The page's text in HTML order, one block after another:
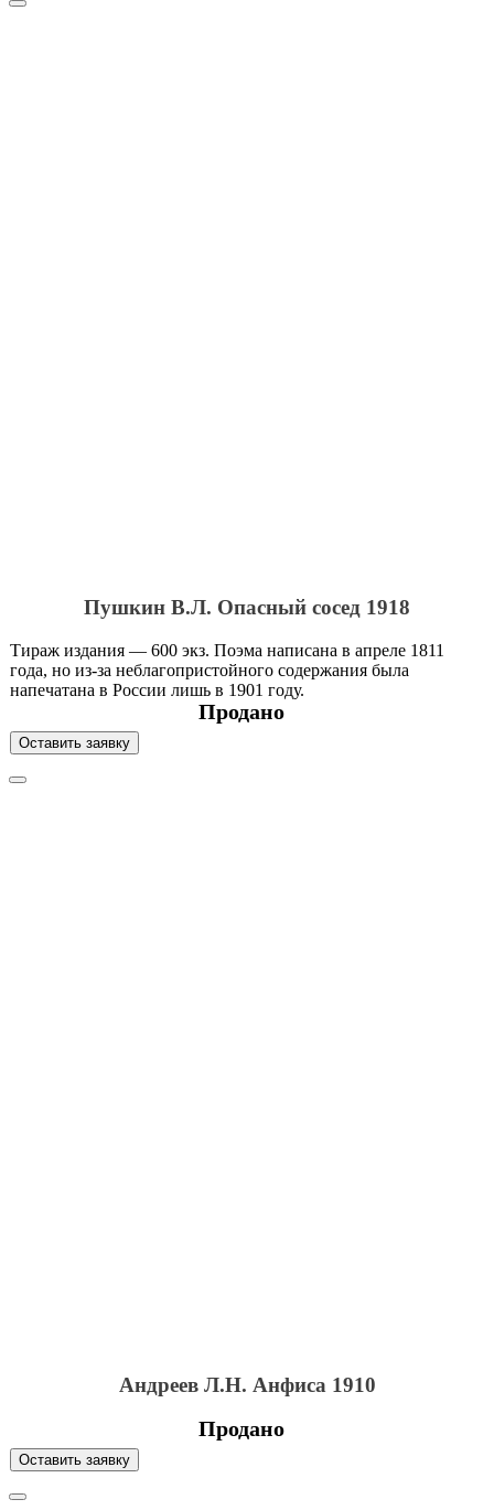
Пушкин В.Л. Опасный сосед 1918
Тираж издания — 600 экз. Поэма написана в апреле 1811
года, но из-за неблагопристойного содержания была
напечатана в России лишь в 1901 году.
Продано
Оставить заявку
Андреев Л.Н. Анфиса 1910
Продано
Оставить заявку